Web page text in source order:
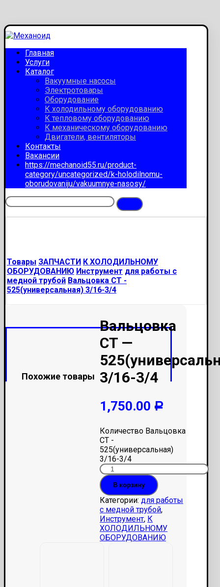
Главная
Услуги
Каталог
Вакуумные насосы
Электротовары
Оборудование
К холодильному оборудованию
К тепловому оборудованию
К механическому оборудованию
Двигатели, вентиляторы
Контакты
Вакансии
https://mechanoid55.ru/product-
category/uncategorized/k-holodilnomu-
oborudovaniju/vakuumnye-nasosy/
Товары ЗАПЧАСТИ К ХОЛОДИЛЬНОМУ
ОБОРУДОВАНИЮ Инструмент для работы с
медной трубой Вальцовка CT -
525(универсальная) 3/16-3/4
Вальцовка
CT —
3/16-3/4
1,750.00 Р
Количество Вальцовка
CT -
525(универсальная)
3/16-3/4
В корзину
Категории:для работы
с медной трубой,
Инструмент, К
ХОЛОДИЛЬНОМУ
ОБОРУДОВАНИЮ
Похожие товары